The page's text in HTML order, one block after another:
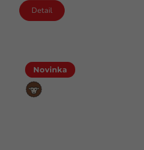
Detail
Novinka
Merino
vlna